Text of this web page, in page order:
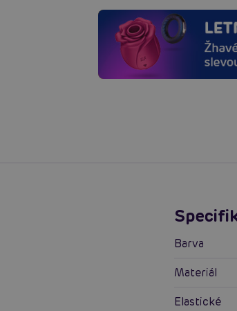
Barva
Materiál
Elastické